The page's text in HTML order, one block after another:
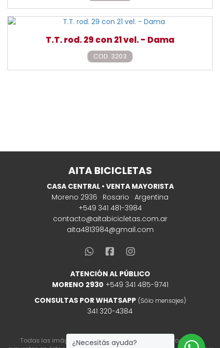
T.T. rod. 29 con 21 vel. - Dama
COD. 3203
AITA BICICLETAS
CASA CENTRAL • VENTA MAYORISTA
Moreno 2936 · Rosario · Argentina
+549 341 481-3984
contacto@aitabicicletas.com.ar
aita4813984@gmail.com
ATENCIÓN AL PÚBLICO
MORENO 2930 +549 341 485-9741
CONSULTAS POR WHATSAPP (Sólo mensajes)
341 320-4384
Todas las imágenes son a modo referencial. Los productos
¿Necesitás ayuda?